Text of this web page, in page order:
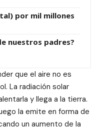
por mil millones
nuestros padres?
que el aire no es
La radiación solar
y llega a la tierra.
la emite en forma de
un aumento de la